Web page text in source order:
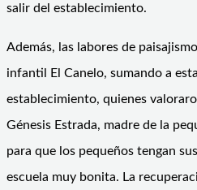
salir del establecimiento.
Además, las labores de
infantil El Canelo, sumando a
establecimiento, quienes
Génesis Estrada, madre de la
para que los pequeños tengan
escuela muy bonita. La